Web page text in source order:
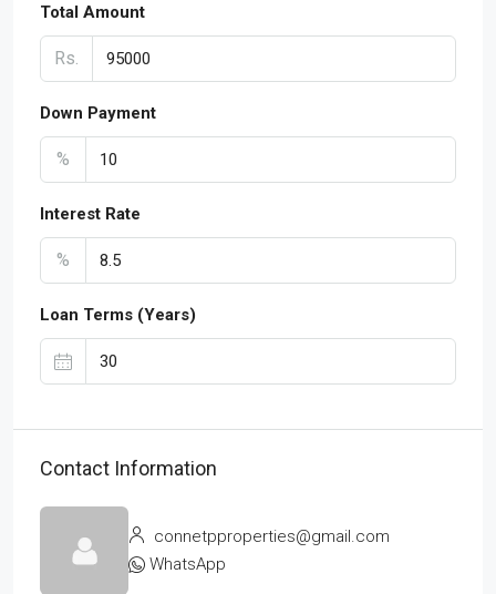
Total Amount
Rs.
Down Payment
%
Interest Rate
%
Loan Terms (Years)
Contact Information
connetpproperties@gmail.com
WhatsApp